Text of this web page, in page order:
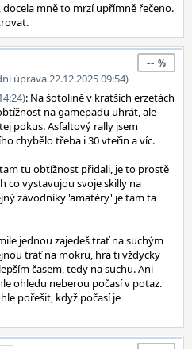
mně to mrzí upřímně řečeno.
úprava 22.12.2025 09:54)
--
: Na šotolině v kratších erzetách
na gamepadu uhrát, ale
pokus. Asfaltový rally jsem
chybělo třeba i 30 vteřin a víc.
tu obtížnost přidali, je to prostě
co vystavujou svoje skilly na
závodníky 'amatéry' je tam ta
jednou zajedeš trať na suchým
trať na mokru, hra ti vždycky
časem, tedy na suchu. Ani
ohledu neberou počasí v potaz.
pořešit, když počasí je